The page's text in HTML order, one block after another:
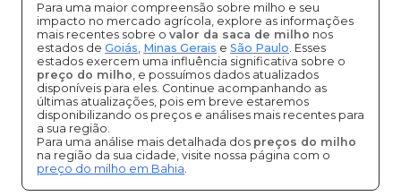
Para uma maior compreensão sobre milho e seu
impacto no mercado agrícola, explore as informações
mais recentes sobre o valor da saca de milho nos
estados de Goiás, Minas Gerais e São Paulo. Esses
estados exercem uma influência significativa sobre o
preço do milho, e possuímos dados atualizados
disponíveis para eles. Continue acompanhando as
últimas atualizações, pois em breve estaremos
disponibilizando os preços e análises mais recentes para
a sua região.
Para uma análise mais detalhada dos preços do milho
na região da sua cidade, visite nossa página com o
preço do milho em Bahia.